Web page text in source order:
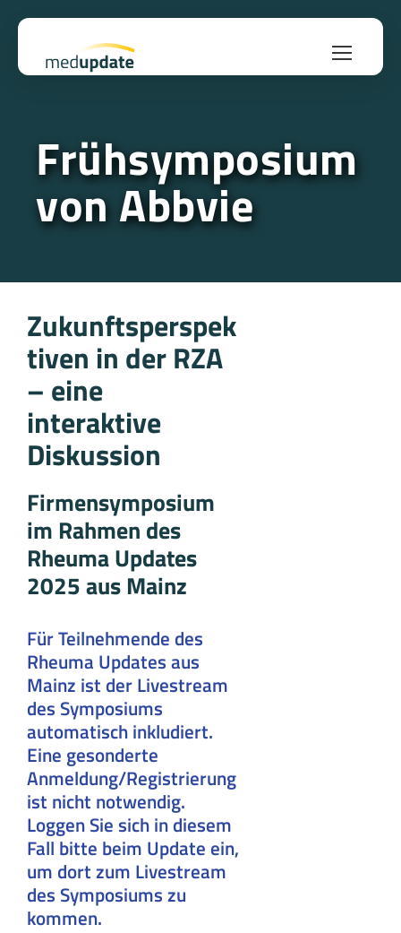
Frühsymposium
von Abbvie
Zukunftsperspek
tiven in der RZA
– eine
interaktive
Diskussion
Firmensymposium
im Rahmen des
Rheuma Updates
2025 aus Mainz
Für Teilnehmende des
Rheuma Updates aus
Mainz ist der Livestream
des Symposiums
automatisch inkludiert.
Eine gesonderte
Anmeldung/Registrierung
ist nicht notwendig.
Loggen Sie sich in diesem
Fall bitte beim Update ein,
um dort zum Livestream
des Symposiums zu
kommen.